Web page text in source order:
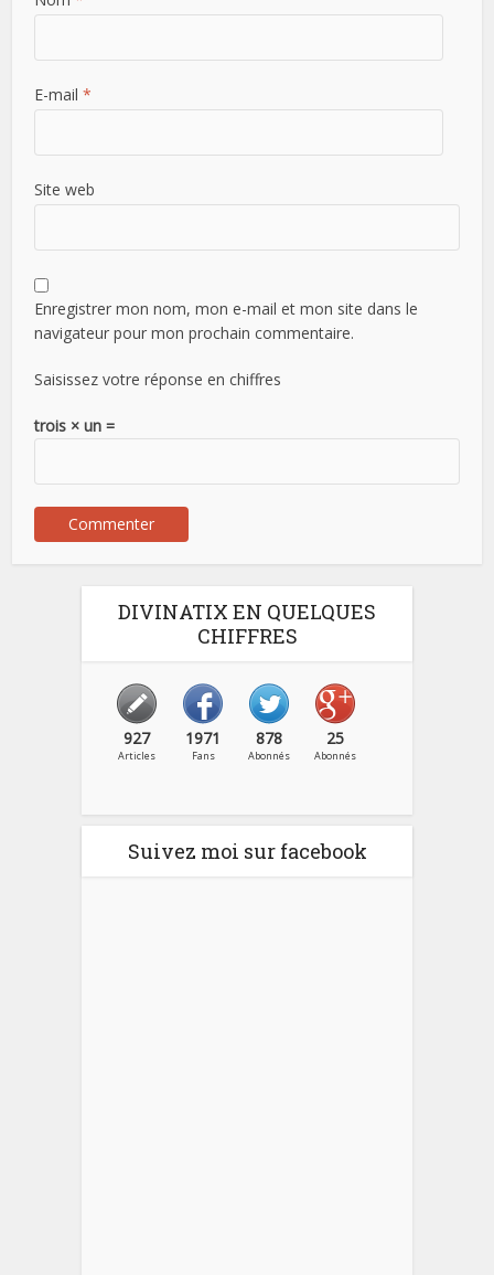
E-mail*
Site web
Enregistrer mon nom, mon e-mail et mon site dans le
navigateur pour mon prochain commentaire.
Saisissez votre réponse en chiffres
trois × un =
DIVINATIX EN QUELQUES
CHIFFRES
927
Articles
1971
Fans
878
Abonnés
25
Abonnés
Suivez moi sur facebook